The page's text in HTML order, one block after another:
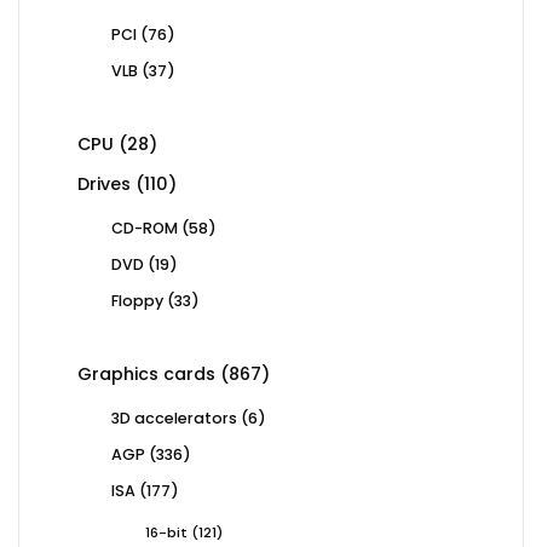
PCI 7676
VLB 3737
CPU 2828
Drives 110110
CD-ROM 5858
DVD 1919
Floppy 3333
Graphics cards 867867
3D accelerators 66
AGP 336336
ISA 177177
16-bit 121121